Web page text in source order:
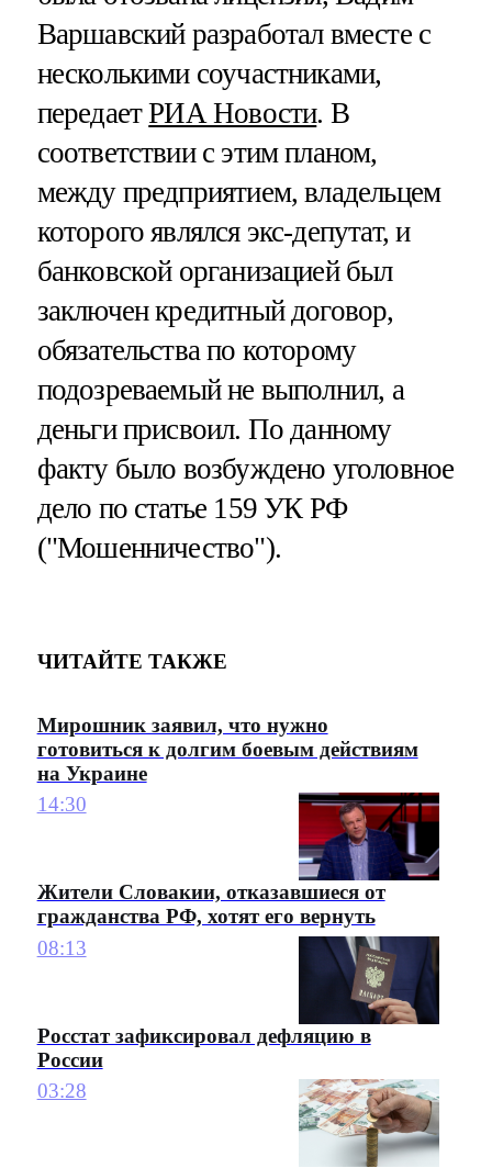
Варшавский разработал вместе с
несколькими соучастниками,
передаетРИА Новости. В
соответствии с этим планом,
между предприятием, владельцем
которого являлся экс-депутат, и
банковской организацией был
заключен кредитный договор,
обязательства по которому
подозреваемый не выполнил, а
деньги присвоил. По данному
факту было возбуждено уголовное
дело по статье 159 УК РФ
("Мошенничество").
ЧИТАЙТЕ ТАКЖЕ
Мирошник заявил, что нужно
готовиться к долгим боевым действиям
на Украине
14:30
Жители Словакии, отказавшиеся от
гражданства РФ, хотят его вернуть
08:13
Росстат зафиксировал дефляцию в
России
03:28